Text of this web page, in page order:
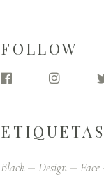
FOLLOW
ETIQUETAS
Black Design Face